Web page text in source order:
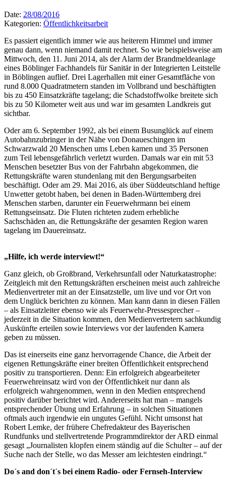
Date: 28/08/2016
Kategorien: Öffentlichkeitsarbeit
Es passiert eigentlich immer wie aus heiterem Himmel und immer
genau dann, wenn niemand damit rechnet. So wie beispielsweise am
Mittwoch, den 11. Juni 2014, als der Alarm der Brandmeldeanlage
eines Böblinger Fachhandels für Sanitär in der Integrierten Leitstelle
in Böblingen auflief. Drei Lagerhallen mit einer Gesamtfläche von
rund 8.000 Quadratmetern standen im Vollbrand und beschäftigten
bis zu 450 Einsatzkräfte tagelang; die Schadstoffwolke breitete sich
bis zu 50 Kilometer weit aus und war im gesamten Landkreis gut
sichtbar.
Oder am 6. September 1992, als bei einem Busunglück auf einem
Autobahnzubringer in der Nähe von Donaueschingen im
Schwarzwald 20 Menschen ums Leben kamen und 35 Personen
zum Teil lebensgefährlich verletzt wurden. Damals war ein mit 53
Menschen besetzter Bus von der Fahrbahn abgekommen, die
Rettungskräfte waren stundenlang mit den Bergungsarbeiten
beschäftigt. Oder am 29. Mai 2016, als über Süddeutschland heftige
Unwetter getobt haben, bei denen in Baden-Württemberg drei
Menschen starben, darunter ein Feuerwehrmann bei einem
Rettungseinsatz. Die Fluten richteten zudem erhebliche
Sachschäden an, die Rettungskräfte der gesamten Region waren
tagelang im Dauereinsatz.
„Hilfe, ich werde interviewt!“
Ganz gleich, ob Großbrand, Verkehrsunfall oder Naturkatastrophe:
Zeitgleich mit den Rettungskräften erscheinen meist auch zahlreiche
Medienvertreter mit an der Einsatzstelle, um live und vor Ort von
dem Unglück berichten zu können. Man kann dann in diesen Fällen
– als Einsatzleiter ebenso wie als Feuerwehr-Pressesprecher –
jederzeit in die Situation kommen, den Medienvertretern sachkundig
Auskünfte erteilen sowie Interviews vor der laufenden Kamera
geben zu müssen.
Das ist einerseits eine ganz hervorragende Chance, die Arbeit der
eigenen Rettungskräfte einer breiten Öffentlichkeit entsprechend
positiv zu transportieren. Denn: Ein erfolgreich abgearbeiteter
Feuerwehreinsatz wird von der Öffentlichkeit nur dann als
erfolgreich wahrgenommen, wenn in den Medien entsprechend
positiv darüber berichtet wird. Andererseits hat man – mangels
entsprechender Übung und Erfahrung – in solchen Situationen
oftmals auch irgendwie ein ungutes Gefühl. Nicht umsonst hat
Robert Lemke, der frühere Chefredakteur des Bayerischen
Rundfunks und stellvertretende Programmdirektor der ARD einmal
gesagt „Journalisten klopfen einem ständig auf die Schulter – auf der
Suche nach der Stelle, wo das Messer am leichtesten eindringt.“
Do´s and don´t´s bei einem Radio- oder Fernseh-Interview